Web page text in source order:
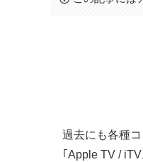
過去にも各種
｢Apple TV /